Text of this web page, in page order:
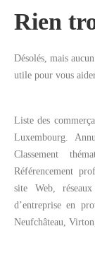
Rien
Désolés, mais
utile pour vous
Liste des
Luxembourg.
Classement
Référencement
site Web,
d’entreprise en
Neufchâteau,